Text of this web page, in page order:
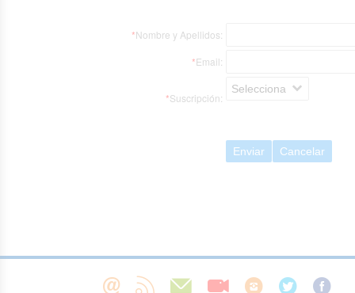
*Nombre y Apellidos:
*Email:
*Suscripción:
Selecciona
Enviar Cancelar